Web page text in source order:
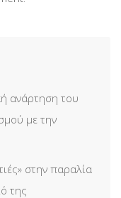
ανάρτηση του
με την
στην παραλία
της